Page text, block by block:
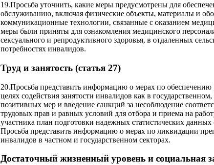
19.Просьба уточнить, какие меры предусмотрены для
обслуживанию, включая физические объекты, материалы и
коммуникационные технологии, связанные с оказанием
меры были приняты для ознакомления медицинского
сексуального и репродуктивного здоровья, в отдаленных
потребностях инвалидов.
Труд и занятость (статья 27)
20.Просьба представить информацию о мерах по обеспечению
целях содействия занятости инвалидов как в
позитивных мер и введение санкций за несоблюдение
трудовых прав и равных условий для отбора и приема на
участника план подготовки надежных статистических
Просьба представить информацию о мерах по ликвидации
инвалидов в частном и государственном секторах.
Достаточный жизненный уровень и социальная